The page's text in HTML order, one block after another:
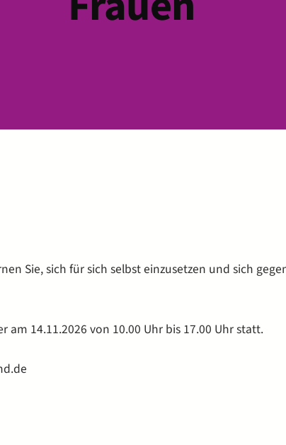
Sie, sich für sich selbst einzusetzen und sich
14.11.2026 von 10.00 Uhr bis 17.00 Uhr statt.